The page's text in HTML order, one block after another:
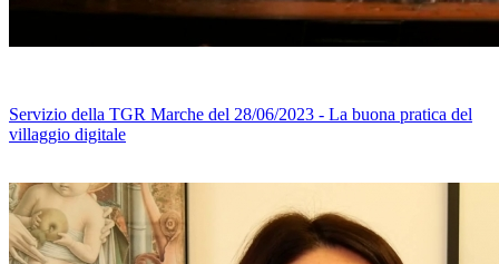
Servizio della TGR Marche del 28/06/2023 - La buona pratica del
villaggio digitale